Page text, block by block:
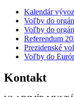
Kalendár
Voľby do
Voľby do
Referendum
Prezidenské
Voľby do
Kontakt